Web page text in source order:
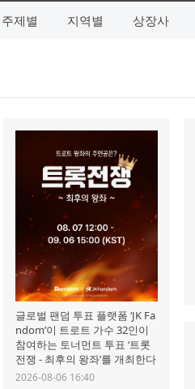
주제별 지역별 상장사
글로벌 팬덤 투표 플랫폼 ‘JK Fa
ndom’이 트로트 가수 32인이
참여하는 토너먼트 투표 ‘트롯
전쟁 - 최후의 왕좌’를 개최한다
2026-08-06 16:40